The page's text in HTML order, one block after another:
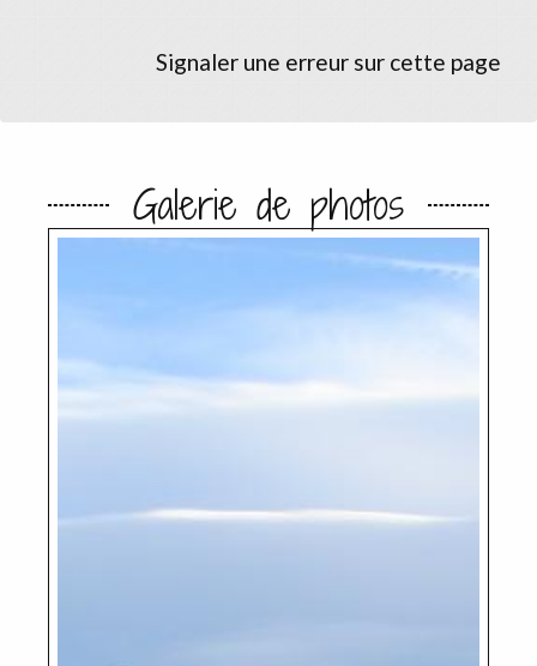
Signaler une erreur sur cette page
Galerie de photos